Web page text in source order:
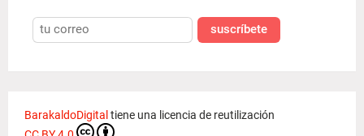
suscríbete
BarakaldoDigitaltiene una licencia de reutilización